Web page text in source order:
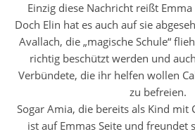
Einzig diese Nachricht reißt
Doch Elin hat es auch auf sie
Avallach, die „magische Schule“
richtig beschützt werden und
Verbündete, die ihr helfen wollen
zu befreien.
Sogar Amia, die bereits als Kind mit
ist auf Emmas Seite und freundet